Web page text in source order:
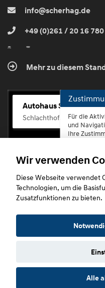
info@scherhag.de
+49 (0)261 / 20 16 780
Mehr zu diesem
Autohaus Scherhag
Schlachthofstr. 68, 56073
Für die
und
Ihre
erforderlich.
Datenschutz
Wir verwenden
Diese Webseite verwendet
Technologien, um die
Zusatzfunktionen zu bieten.
Alle